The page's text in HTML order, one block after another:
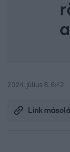
2024. július 8. 6:42
Link